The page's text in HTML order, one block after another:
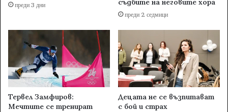
преди 3 дни
съдбите на неговите хора
преди 2 седмици
Тервел Замфиров:
Мечтите се тренират
Децата не се възпитават
с бой и страх